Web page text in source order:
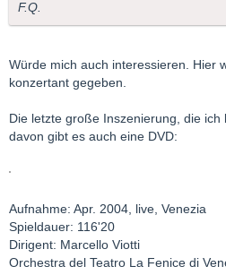
F.Q.
Würde mich auch interessieren. Hier
konzertant gegeben.
Die letzte große Inszenierung, die ich
davon gibt es auch eine DVD:
Aufnahme: Apr. 2004, live, Venezia
Spieldauer: 116'20
Dirigent: Marcello Viotti
Orchestra del Teatro La Fenice di